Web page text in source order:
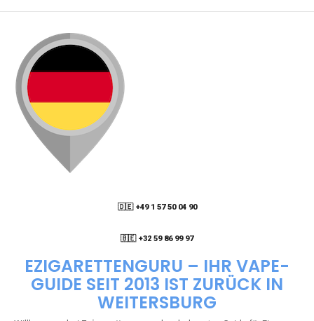
🇩🇪 +49 1 57 50 04 90
05
🇧🇪 +32 59 86 99 97
EZIGARETTENGURU – IHR VAPE-
GUIDE SEIT 2013 IST ZURÜCK IN
WEITERSBURG